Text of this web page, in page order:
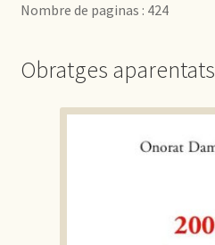
Nombre de paginas : 424
Obratges aparentats